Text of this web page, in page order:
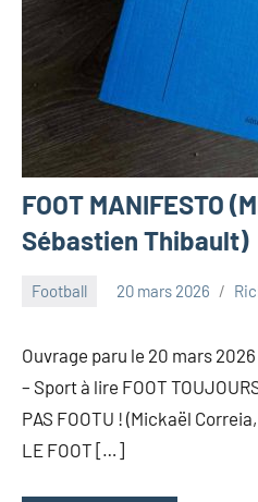
FOOT MANIFESTO
Sébastien Thibault)
Football 20 mars 2026
Ouvrage paru le 20 mars
– Sport à lire FOOT
PAS FOOTU ! (Mickaël
LE FOOT […]